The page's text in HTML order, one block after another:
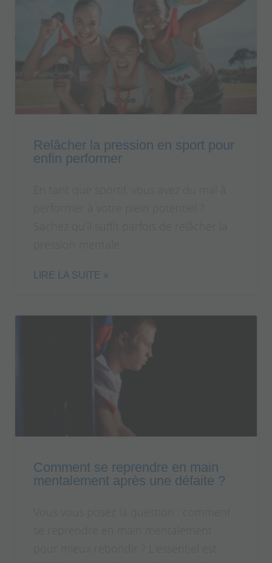
Relâcher la pression en sport pour
enfin performer
LIRE LA SUITE »
Comment se reprendre en main
mentalement après une défaite ?